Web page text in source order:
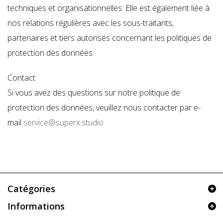
techniques et organisationnelles. Elle est également liée à
nos relations régulières avec les sous-traitants,
partenaires et tiers autorisés concernant les politiques de
protection des données.
Contact
Si vous avez des questions sur notre politique de
protection des données, veuillez nous contacter par e-
mail service@superx.studio
Catégories
Informations